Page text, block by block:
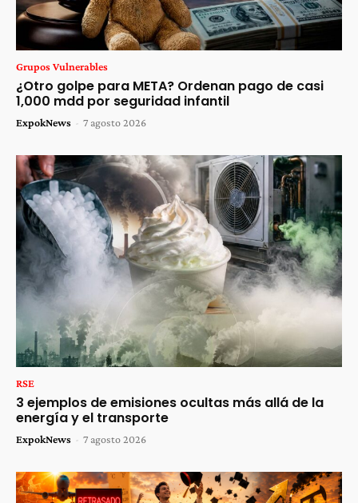
Grupos Vulnerables
¿Otro golpe para META? Ordenan pago de casi
1,000 mdd por seguridad infantil
ExpokNews - 7 agosto 2026
RSE
3 ejemplos de emisiones ocultas más allá de la
energía y el transporte
ExpokNews - 7 agosto 2026